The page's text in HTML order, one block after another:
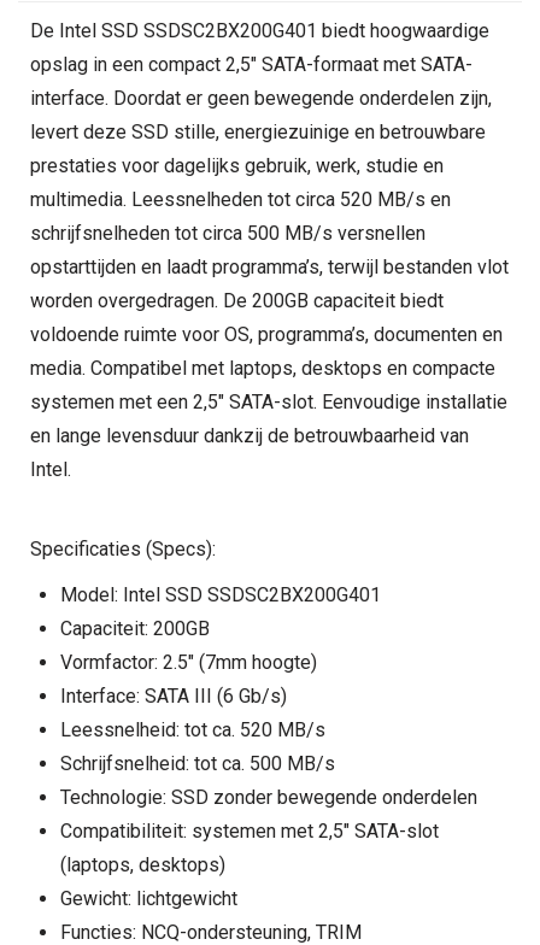
De Intel SSD SSDSC2BX200G401 biedt hoogwaardige
opslag in een compact 2,5" SATA-formaat met SATA-
interface. Doordat er geen bewegende onderdelen zijn,
levert deze SSD stille, energiezuinige en betrouwbare
prestaties voor dagelijks gebruik, werk, studie en
multimedia. Leessnelheden tot circa 520 MB/s en
schrijfsnelheden tot circa 500 MB/s versnellen
opstarttijden en laadt programma’s, terwijl bestanden vlot
worden overgedragen. De 200GB capaciteit biedt
voldoende ruimte voor OS, programma’s, documenten en
media. Compatibel met laptops, desktops en compacte
systemen met een 2,5" SATA-slot. Eenvoudige installatie
en lange levensduur dankzij de betrouwbaarheid van
Intel.
Specificaties (Specs):
Model: Intel SSD SSDSC2BX200G401
Capaciteit: 200GB
Vormfactor: 2.5" (7mm hoogte)
Interface: SATA III (6 Gb/s)
Leessnelheid: tot ca. 520 MB/s
Schrijfsnelheid: tot ca. 500 MB/s
Technologie: SSD zonder bewegende onderdelen
Compatibiliteit: systemen met 2,5" SATA-slot
(laptops, desktops)
Gewicht: lichtgewicht
Functies: NCQ-ondersteuning, TRIM